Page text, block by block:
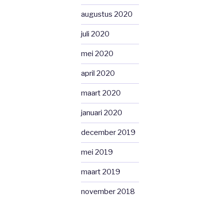
augustus 2020
juli 2020
mei 2020
april 2020
maart 2020
januari 2020
december 2019
mei 2019
maart 2019
november 2018